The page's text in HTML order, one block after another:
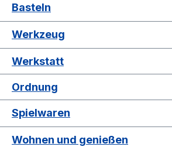
Basteln
Werkzeug
Werkstatt
Ordnung
Spielwaren
Wohnen und genießen